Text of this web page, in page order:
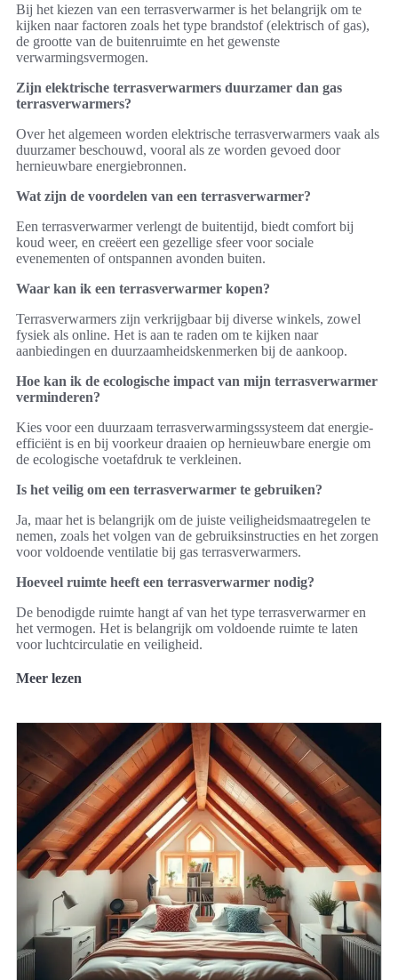
Bij het kiezen van een terrasverwarmer is het belangrijk om te
kijken naar factoren zoals het type brandstof (elektrisch of gas),
de grootte van de buitenruimte en het gewenste
verwarmingsvermogen.
Zijn elektrische terrasverwarmers duurzamer dan gas
terrasverwarmers?
Over het algemeen worden elektrische terrasverwarmers vaak als
duurzamer beschouwd, vooral als ze worden gevoed door
hernieuwbare energiebronnen.
Wat zijn de voordelen van een terrasverwarmer?
Een terrasverwarmer verlengt de buitentijd, biedt comfort bij
koud weer, en creëert een gezellige sfeer voor sociale
evenementen of ontspannen avonden buiten.
Waar kan ik een terrasverwarmer kopen?
Terrasverwarmers zijn verkrijgbaar bij diverse winkels, zowel
fysiek als online. Het is aan te raden om te kijken naar
aanbiedingen en duurzaamheidskenmerken bij de aankoop.
Hoe kan ik de ecologische impact van mijn terrasverwarmer
verminderen?
Kies voor een duurzaam terrasverwarmingssysteem dat energie-
efficiënt is en bij voorkeur draaien op hernieuwbare energie om
de ecologische voetafdruk te verkleinen.
Is het veilig om een terrasverwarmer te gebruiken?
Ja, maar het is belangrijk om de juiste veiligheidsmaatregelen te
nemen, zoals het volgen van de gebruiksinstructies en het zorgen
voor voldoende ventilatie bij gas terrasverwarmers.
Hoeveel ruimte heeft een terrasverwarmer nodig?
De benodigde ruimte hangt af van het type terrasverwarmer en
het vermogen. Het is belangrijk om voldoende ruimte te laten
voor luchtcirculatie en veiligheid.
Meer lezen